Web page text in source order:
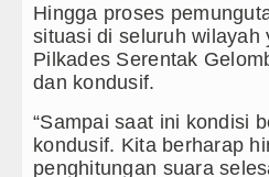
Hingga proses
situasi di seluruh wilayah
Pilkades Serentak
dan kondusif.
“Sampai saat ini kondisi
kondusif. Kita berharap
penghitungan suara